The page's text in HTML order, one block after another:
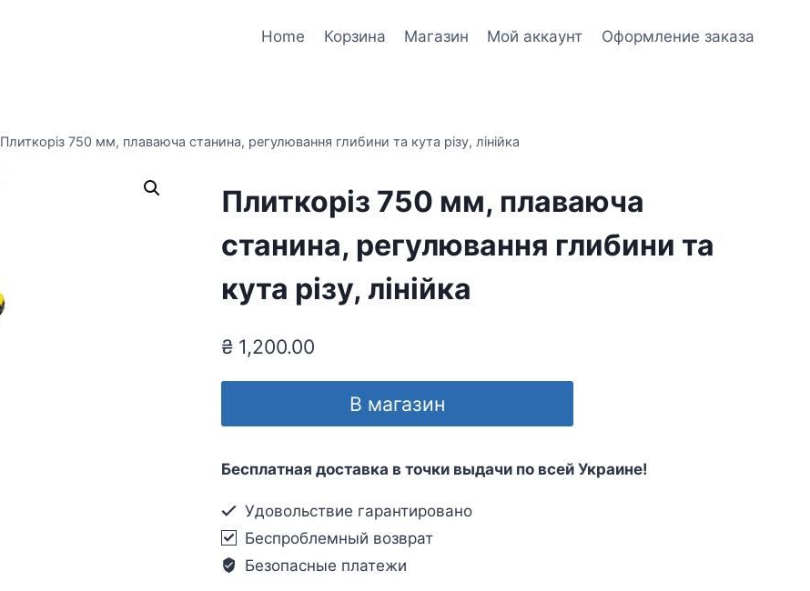
Home Корзина Магазин Мой аккаунт Оформление заказа
Плиткоріз 750 мм, плаваюча станина, регулювання глибини та кута різу, лінійка
Плиткоріз 750 мм, плаваюча
станина, регулювання глибини та
кута різу, лінійка
₴1,200.00
В магазин
Бесплатная доставка в точки выдачи по всей Украине!
Удовольствие гарантировано
Беспроблемный возврат
Безопасные платежи